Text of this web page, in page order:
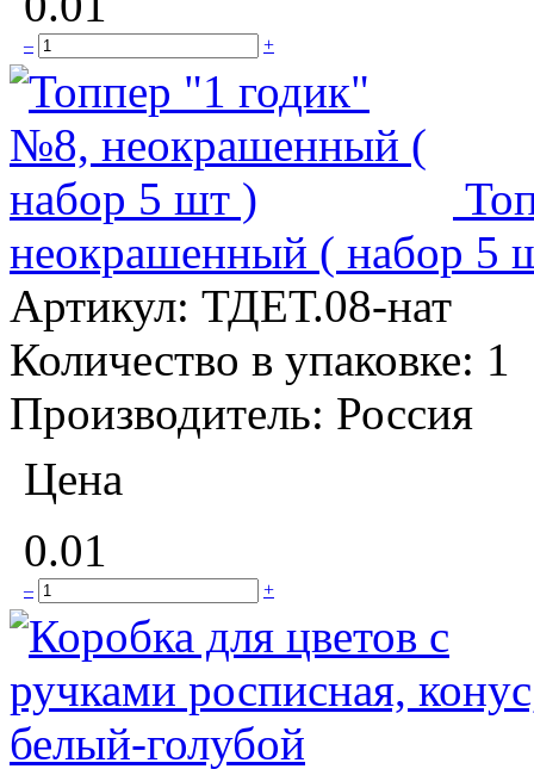
– +
неокрашенный ( набор 5
Артикул: ТДЕТ.08-нат
Количество в упаковке: 1
Производитель: Россия
Цена
0.01
– +